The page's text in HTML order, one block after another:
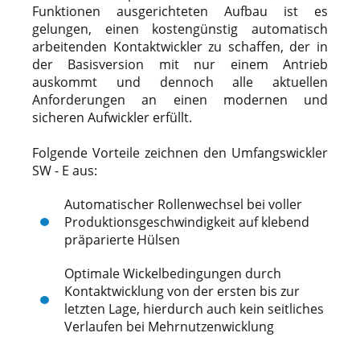
Funktionen ausgerichteten Aufbau ist es
gelungen, einen kostengünstig automatisch
arbeitenden Kontaktwickler zu schaffen, der in
der Basisversion mit nur einem Antrieb
auskommt und dennoch alle aktuellen
Anforderungen an einen modernen und
sicheren Aufwickler erfüllt.
Folgende Vorteile zeichnen den Umfangswickler
SW - E aus:
Automatischer Rollenwechsel bei voller
Produktionsgeschwindigkeit auf klebend
präparierte Hülsen
Optimale Wickelbedingungen durch
Kontaktwicklung von der ersten bis zur
letzten Lage, hierdurch auch kein seitliches
Verlaufen bei Mehrnutzenwicklung